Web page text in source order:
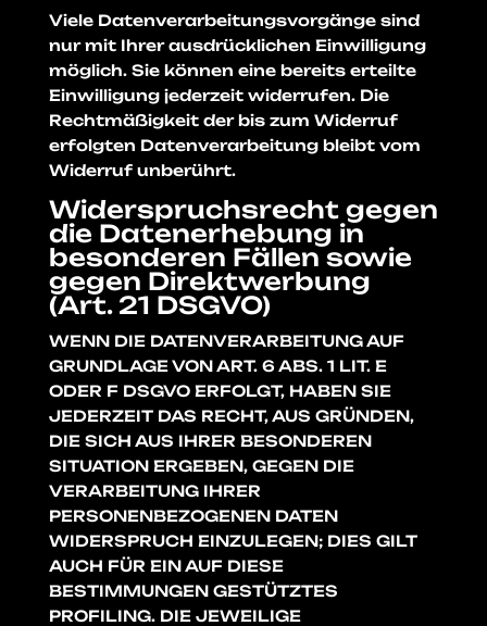
Viele Datenverarbeitungsvorgänge sind
nur mit Ihrer ausdrücklichen Einwilligung
möglich. Sie können eine bereits erteilte
Einwilligung jederzeit widerrufen. Die
Rechtmäßigkeit der bis zum Widerruf
erfolgten Datenverarbeitung bleibt vom
Widerruf unberührt.
Widerspruchsrecht gegen
die Datenerhebung in
besonderen Fällen sowie
gegen Direktwerbung
(Art. 21 DSGVO)
WENN DIE DATENVERARBEITUNG AUF
GRUNDLAGE VON ART. 6 ABS. 1 LIT. E
ODER F DSGVO ERFOLGT, HABEN SIE
JEDERZEIT DAS RECHT, AUS GRÜNDEN,
DIE SICH AUS IHRER BESONDEREN
SITUATION ERGEBEN, GEGEN DIE
VERARBEITUNG IHRER
PERSONENBEZOGENEN DATEN
WIDERSPRUCH EINZULEGEN; DIES GILT
AUCH FÜR EIN AUF DIESE
BESTIMMUNGEN GESTÜTZTES
PROFILING. DIE JEWEILIGE